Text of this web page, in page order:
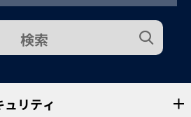
検索
リティ